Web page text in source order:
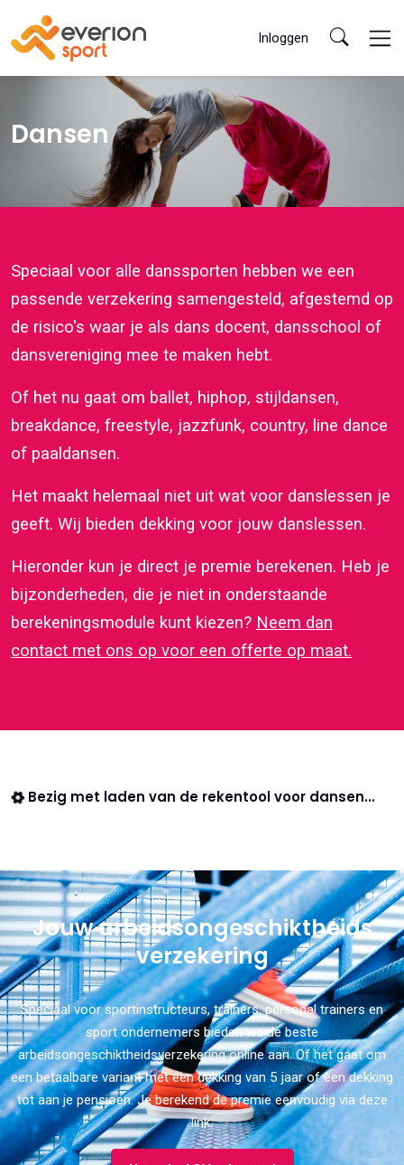
Inloggen
Dansen
Speciaal voor alle danssporten hebben we een
passende verzekering samengesteld, afgestemd op
de risico's waar je als dans docent, dansschool of
dansvereniging mee te maken hebt.
Of het nu gaat om ballet, hiphop, stijldansen,
breakdance, freestyle, jazzfunk, country, line dance
of paaldansen.
Het maakt helemaal niet uit wat voor danslessen je
geeft. Wij bieden dekking voor jouw danslessen.
Hieronder kun je direct je premie berekenen. Heb je
bijzonderheden, die je niet in onderstaande
berekeningsmodule kunt kiezen? Neem dan
contact met ons op voor een offerte op maat.
Bezig met laden van de rekentool voor dansen...
Jouw arbeidsongeschiktheids
verzekering
Speciaal voor sportinstructeurs, trainers, personal trainers en
sport ondernemers bieden we de beste
arbeidsongeschiktheidsverzekering online aan. Of het gaat om
een betaalbare variant met een dekking van 5 jaar of een dekking
tot aan je pensioen. Je berekend de premie eenvoudig via deze
link.